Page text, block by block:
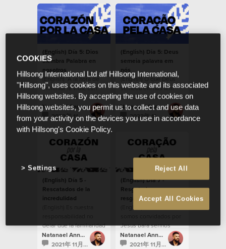
que el que nos creó y
nos conoce mejor que
nadie, nos elige y nos
llama sus embajadores.
La respuesta de Dios
para tu familia, para tu
entorno laboral o
cualquier ambiente
donde te
desenvuelvas, no es ni
más ni menos que tú
mismo”.
(English) Día 5: Dios
siembra Palabra en
nosotros
(English) “A la hora de
enfrentar la vida, con
las diferentes
situaciones que vivimos
y tendremos por
delante, nunca
debemos olvidar lo que
él ya habló y sembró en
nuestros corazones. Es
en medio de esas
cosas, que las palabras
que él sembró en
nosotros tienen que
comenzar a dar frutos
Natanael Annacondia
2022年 11月 11日
(English) Dia 5: Deus
semeia palavra em
nós
(English) O que Deus
semeou em nós têm
que começar a dar
frutos em nossas vidas.
Natanael Annacondia
2022年 11月 11日
(English) Día 5 -
Rescatados de la
incredulidad
dejar que la familiaridad
e incredulidad nos
saquen de todo lo que
Natanael Annacondia
2021年 11月 12日
(English) Dia 7 -
Resgatados para
resgatar
Jesus para sermos
parte da Sua Casa,
daquilo que Ele está
Natanael Annacondia
2021年 11月 14日
COOKIES
Hillsong International Ltd atf Hillsong International,
"Hillsong", uses cookies on this website and its associated
Hillsong websites. By accepting the use of cookies on
Hillsong websites, you permit us to collect and use data
from your activity on the devices you use in accordance
with Hillsong's Cookie Policy.
Reject All
Accept All Cookies
Settings